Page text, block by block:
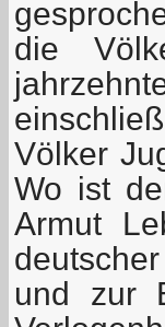
die
Völker
Wo ist
Armut
und zur